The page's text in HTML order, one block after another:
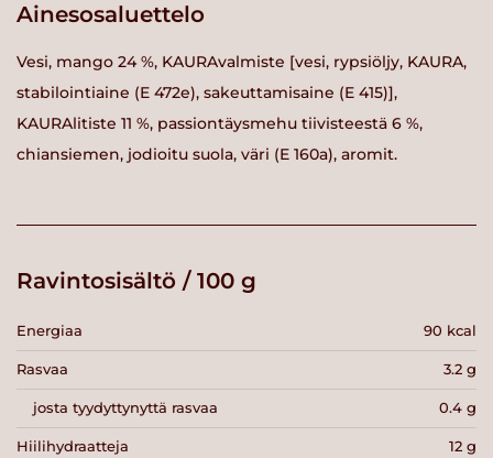
Ainesosaluettelo
Vesi, mango 24 %, KAURAvalmiste [vesi, rypsiöljy, KAURA,
stabilointiaine (E 472e), sakeuttamisaine (E 415)],
KAURAlitiste 11 %, passiontäysmehu tiivisteestä 6 %,
chiansiemen, jodioitu suola, väri (E 160a), aromit.
Ravintosisältö / 100 g
Energiaa 90 kcal
Rasvaa 3.2 g
josta tyydyttynyttä rasvaa 0.4 g
Hiilihydraatteja 12 g